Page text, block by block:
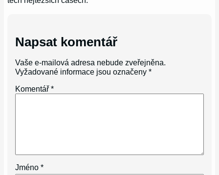
Napsat komentář
Vaše e-mailová adresa nebude zveřejněna.
Vyžadované informace jsou označeny*
Komentář*
Jméno*